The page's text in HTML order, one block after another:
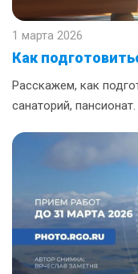
1 марта 2026
Как
Расскажем, как
санаторий, пансионат.